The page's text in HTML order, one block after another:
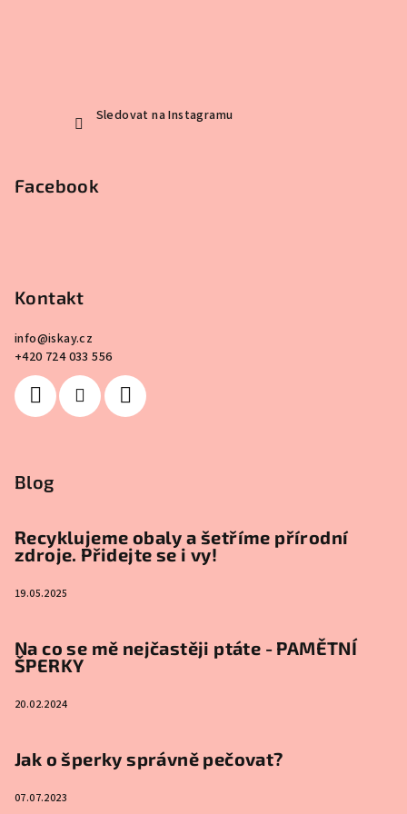
Sledovat na Instagramu
Facebook
Kontakt
info@iskay.cz
+420 724 033 556
Blog
Recyklujeme obaly a šetříme přírodní
zdroje. Přidejte se i vy!
19.05.2025
Na co se mě nejčastěji ptáte - PAMĚTNÍ
ŠPERKY
20.02.2024
Jak o šperky správně pečovat?
07.07.2023